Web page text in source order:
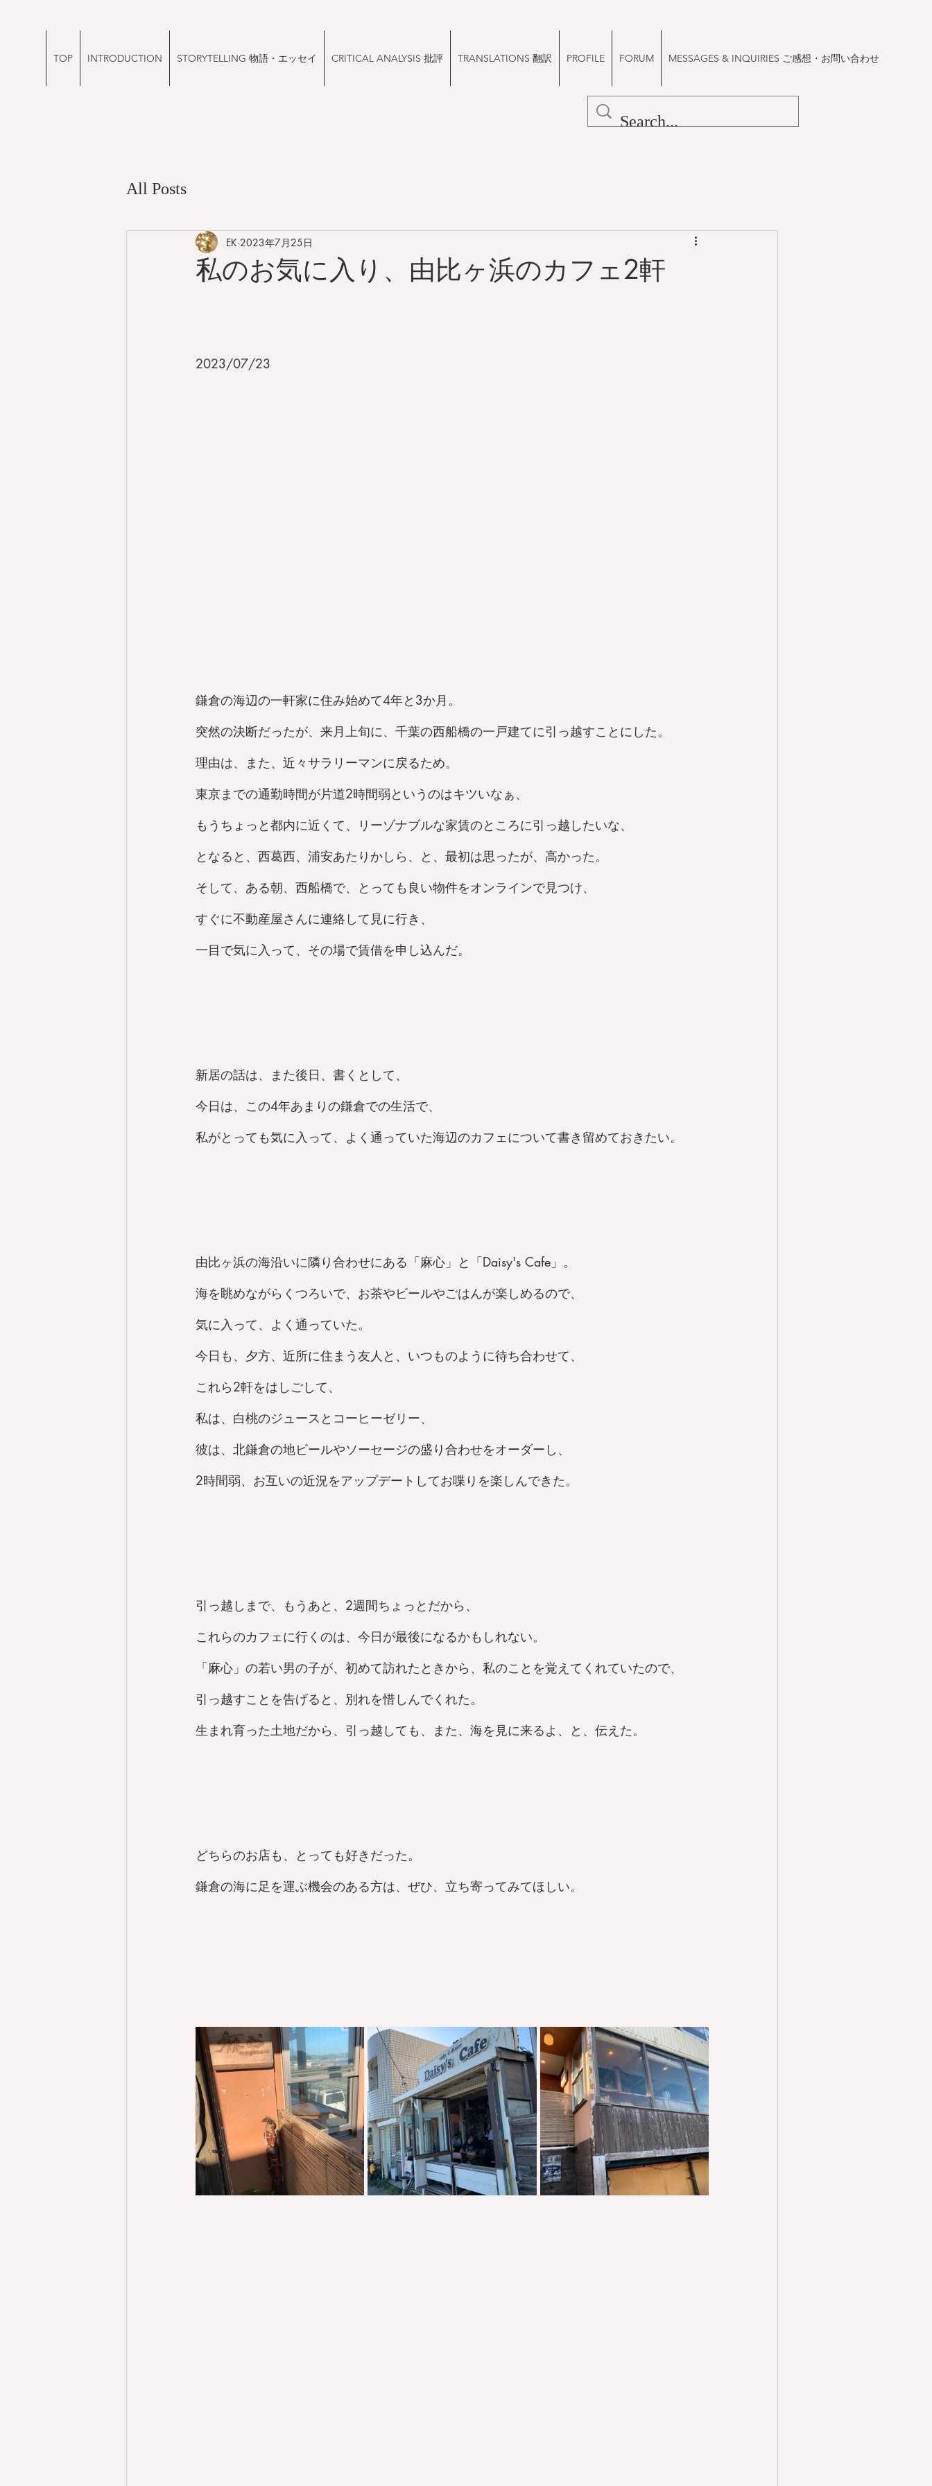
TOP INTRODUCTION STORYTELLING 物語・エッセイ CRITICAL ANALYSIS 批評 TRANSLATIONS 翻訳 PROFILE FORUM MESSAGES & INQUIRIES ご感想・お問い合わせ
All Posts
私のお気に入り、由比ヶ浜のカフェ2軒
EK 2023年7月25日
2023/07/23
鎌倉の海辺の一軒家に住み始めて4年と3か月。
突然の決断だったが、来月上旬に、千葉の西船橋の一戸建てに引っ越すことにした。
理由は、また、近々サラリーマンに戻るため。
東京までの通勤時間が片道2時間弱というのはキツいなぁ、
もうちょっと都内に近くて、リーゾナブルな家賃のところに引っ越したいな、
となると、西葛西、浦安あたりかしら、と、最初は思ったが、高かった。
そして、ある朝、西船橋で、とっても良い物件をオンラインで見つけ、
すぐに不動産屋さんに連絡して見に行き、
一目で気に入って、その場で賃借を申し込んだ。
新居の話は、また後日、書くとして、
今日は、この4年あまりの鎌倉での生活で、
私がとっても気に入って、よく通っていた海辺のカフェについて書き留めておきたい。
由比ヶ浜の海沿いに隣り合わせにある「麻心」と「Daisy's Cafe」。
海を眺めながらくつろいで、お茶やビールやごはんが楽しめるので、
気に入って、よく通っていた。
今日も、夕方、近所に住まう友人と、いつものように待ち合わせて、
これら2軒をはしごして、
私は、白桃のジュースとコーヒーゼリー、
彼は、北鎌倉の地ビールやソーセージの盛り合わせをオーダーし、
2時間弱、お互いの近況をアップデートしてお喋りを楽しんできた。
引っ越しまで、もうあと、2週間ちょっとだから、
これらのカフェに行くのは、今日が最後になるかもしれない。
「麻心」の若い男の子が、初めて訪れたときから、私のことを覚えてくれていたので、
引っ越すことを告げると、別れを惜しんでくれた。
生まれ育った土地だから、引っ越しても、また、海を見に来るよ、と、伝えた。
どちらのお店も、とっても好きだった。
鎌倉の海に足を運ぶ機会のある方は、ぜひ、立ち寄ってみてほしい。